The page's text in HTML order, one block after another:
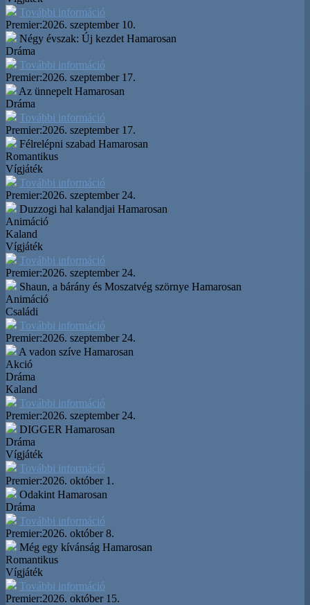
További információ
Premier:2026. szeptember 10.
Négy évszak: Új kezdet Hamarosan
Dráma
További információ
Premier:2026. szeptember 17.
Az ünnepelt Hamarosan
Dráma
További információ
Premier:2026. szeptember 17.
Félrelépni szabad Hamarosan
Romantikus
Vígjáték
További információ
Premier:2026. szeptember 24.
Duzzogi hal kalandjai Hamarosan
Animáció
Kaland
Vígjáték
További információ
Premier:2026. szeptember 24.
Shaun, a bárány és Moszatvég szörnye Hamarosan
Animáció
Családi
További információ
Premier:2026. szeptember 24.
A vadon szíve Hamarosan
Akció
Dráma
Kaland
További információ
Premier:2026. szeptember 24.
DIGGER Hamarosan
Dráma
Vígjáték
További információ
Premier:2026. október 1.
Odakint Hamarosan
Dráma
További információ
Premier:2026. október 8.
Még egy kívánság Hamarosan
Romantikus
Vígjáték
További információ
Premier:2026. október 15.